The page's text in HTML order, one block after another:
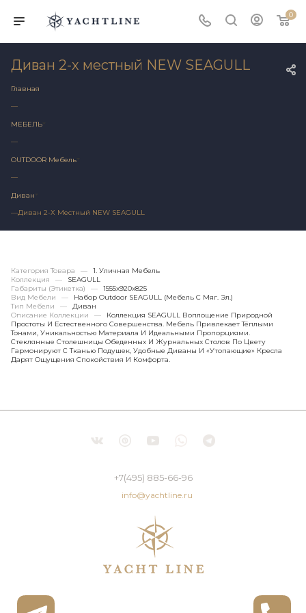
0
Диван 2-х местный NEW SEAGULL
Главная
—
МЕБЕЛЬ
—
OUTDOOR Мебель
—
Диван
—Диван 2-Х Местный NEW SEAGULL
Категория Товара —
1. Уличная Мебель
Коллекция
—
SEAGULL
Габариты (этикетка)
—
1555х920x825
Вид Мебели
—
Набор Outdoor SEAGULL (мебель С Мяг. Эл.)
Тип Мебели
—
Диван
Описание Коллекции
—
Коллекция SEAGULL Воплощение Природной
Простоты И Естественного Совершенства. Мебель Привлекает Тёплыми
Тонами, Уникальностью Материала И Идеальными Пропорциями.
Стеклянные Столешницы Обеденных И Журнальных Столов По Цвету
Гармонируют С Тканью Подушек, Удобные Диваны И «утопающие» Кресла
Дарят Ощущения Спокойствия И Комфорта.
+7(495) 885-66-96
info@yachtline.ru